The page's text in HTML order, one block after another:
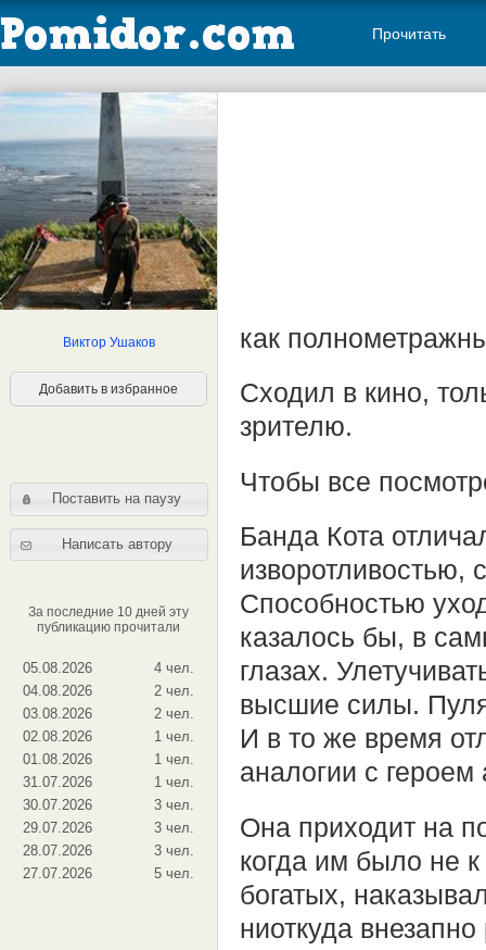
Прочитать
Виктор Ушаков
Добавить в избранное
Поставить на паузу
Написать автору
За последние 10 дней эту
публикацию прочитали
05.08.2026
4 чел.
04.08.2026
2 чел.
03.08.2026
2 чел.
02.08.2026
1 чел.
01.08.2026
1 чел.
31.07.2026
1 чел.
30.07.2026
3 чел.
29.07.2026
3 чел.
28.07.2026
3 чел.
27.07.2026
5 чел.
как
Сходил в кино,
зрителю.
Чтобы все
Банда Кота
изворотливостью,
Способностью
казалось бы, в
глазах.
высшие силы.
И в то же время
аналогии с героем
Она приходит на
когда им было не
богатых,
ниоткуда